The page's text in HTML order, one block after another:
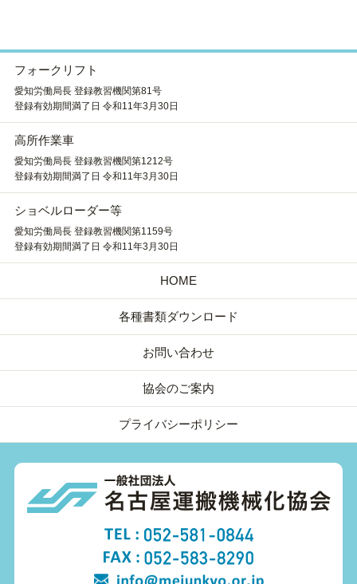
フォークリフト
愛知労働局長 登録教習機関第81号
登録有効期間満了日 令和11年3月30日
高所作業車
愛知労働局長 登録教習機関第1212号
登録有効期間満了日 令和11年3月30日
ショベルローダー等
愛知労働局長 登録教習機関第1159号
登録有効期間満了日 令和11年3月30日
HOME
各種書類ダウンロード
お問い合わせ
協会のご案内
プライバシーポリシー